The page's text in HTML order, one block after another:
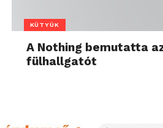
KÜTYÜK
A Nothing bemutatta
fülhallgatót